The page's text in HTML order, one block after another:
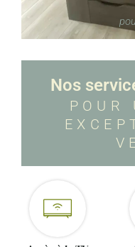
Nos
POUR